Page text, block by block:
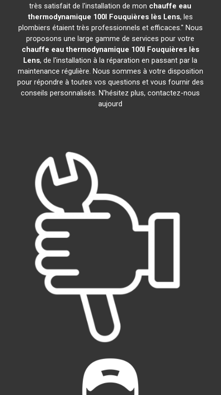
très satisfait de l'installation de mon chauffe eau
thermodynamique 100l Fouquières lès Lens, les
plombiers étaient très professionnels et efficaces." Nous
proposons une large gamme de services pour votre
chauffe eau thermodynamique 100l Fouquières lès
Lens, de l'installation à la réparation en passant par la
maintenance régulière. Nous sommes à votre disposition
pour répondre à toutes vos questions et vous fournir des
conseils personnalisés. N'hésitez plus, contactez-nous
aujourd